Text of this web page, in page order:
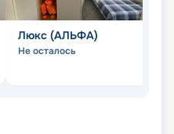
Люкс (АЛЬФА)
Не осталось